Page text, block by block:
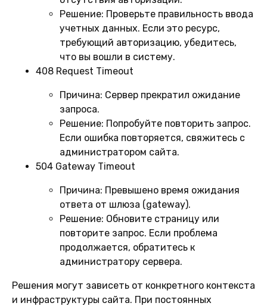
Решение: Проверьте правильность ввода
учетных данных. Если это ресурс,
требующий авторизацию, убедитесь,
что вы вошли в систему.
408 Request Timeout
Причина: Сервер прекратил ожидание
запроса.
Решение: Попробуйте повторить запрос.
Если ошибка повторяется, свяжитесь с
администратором сайта.
504 Gateway Timeout
Причина: Превышено время ожидания
ответа от шлюза (gateway).
Решение: Обновите страницу или
повторите запрос. Если проблема
продолжается, обратитесь к
администратору сервера.
Решения могут зависеть от конкретного контекста
и инфраструктуры сайта. При постоянных